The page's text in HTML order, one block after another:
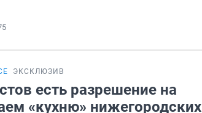
ЭКСКЛЮЗИВ
есть разрешение на
«кухню» нижегородских